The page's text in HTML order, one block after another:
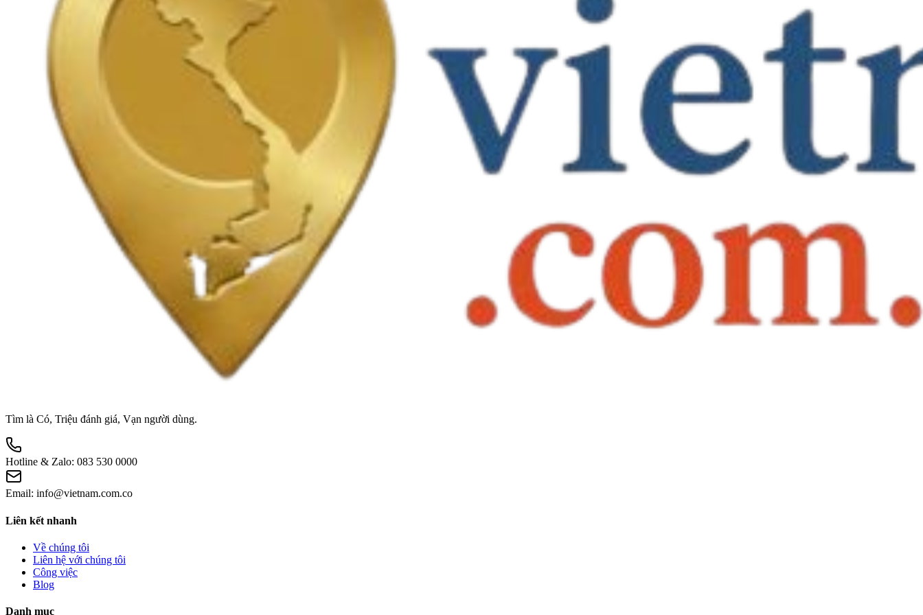
Tìm là Có, Triệu đánh giá, Vạn người dùng.
Hotline & Zalo: 083 530 0000
Email: info@vietnam.com.co
Liên kết nhanh
Về chúng tôi
Liên hệ với chúng tôi
Công việc
Blog
Danh mục